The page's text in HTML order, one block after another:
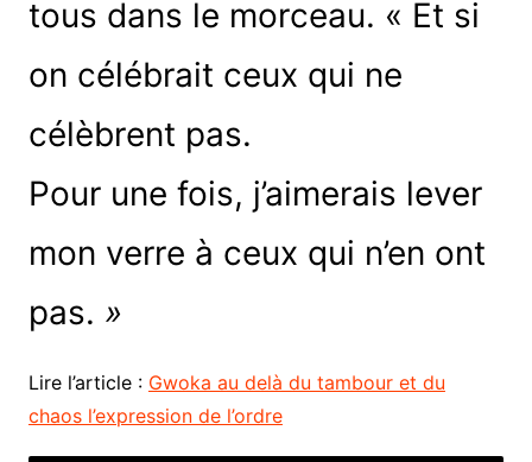
tous dans le morceau. « Et si
on célébrait ceux qui ne
célèbrent pas.
Pour une fois, j’aimerais lever
mon verre à ceux qui n’en ont
pas. »
Lire l’article : Gwoka au delà du tambour et du
chaos l’expression de l’ordre